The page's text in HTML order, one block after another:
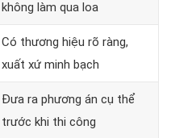
không làm qua loa
Có thương hiệu rõ ràng,
xuất xứ minh bạch
Đưa ra phương án cụ thể
trước khi thi công